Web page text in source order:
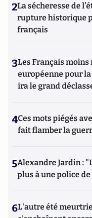
2La sécheresse de
rupture historique
français
3Les Français
européenne pour
ira le grand
4Ces mots piégés
fait flamber la
5Alexandre Jardin :
plus à une police
6L'autre été